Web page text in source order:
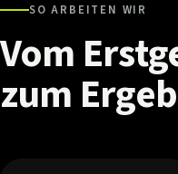
SO ARBEITEN WIR
Vom
zum